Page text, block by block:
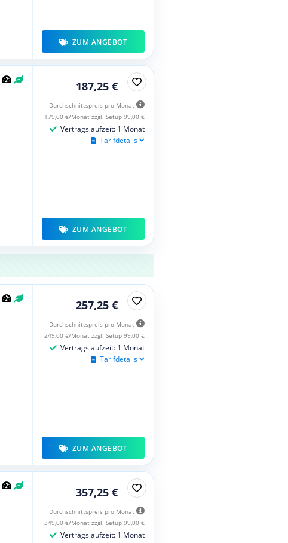
ZUM ANGEBOT
187,25 €
Durchschnittspreis pro Monat
179,00 €/Monat zzgl. Setup 99,00 €
Vertragslaufzeit: 1 Monat
Tarifdetails
ZUM ANGEBOT
257,25 €
Durchschnittspreis pro Monat
249,00 €/Monat zzgl. Setup 99,00 €
Vertragslaufzeit: 1 Monat
Tarifdetails
ZUM ANGEBOT
357,25 €
Durchschnittspreis pro Monat
349,00 €/Monat zzgl. Setup 99,00 €
Vertragslaufzeit: 1 Monat